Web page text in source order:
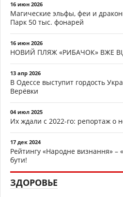
16 июн 2026
Магические эльфы, феи и
Парк 50 тыс. фонарей
16 июн 2026
НОВИЙ ПЛЯЖ «РИБАЧОК» ВЖЕ
13 апр 2026
В Одессе выступит гордость
Верёвки
04 июл 2025
Их ждали с 2022-го: репортаж о
17 дек 2024
Рейтингу «Народне визнання» –
бути!
ЗДОРОВЬЕ